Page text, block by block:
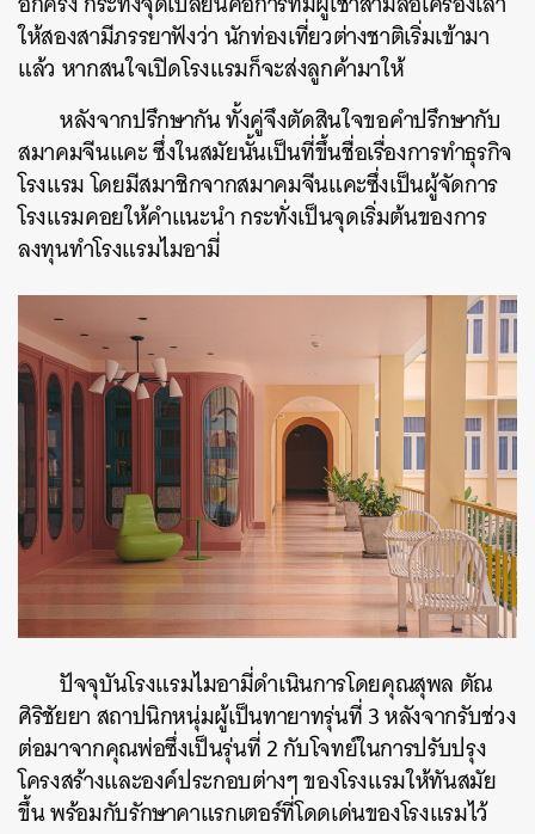
ให้สองสามีภรรยาฟังว่า นักท่องเที่ยวต่างชาติเริ่มเข้ามา
แล้ว หากสนใจเปิดโรงแรมก็จะส่งลูกค้ามาให้
หลังจากปรึกษากัน ทั้งคู่จึงตัดสินใจขอคำปรึกษากับ
สมาคมจีนแคะ ซึ่งในสมัยนั้นเป็นที่ขึ้นชื่อเรื่องการทำธุรกิจ
โรงแรม โดยมีสมาชิกจากสมาคมจีนแคะซึ่งเป็นผู้จัดการ
โรงแรมคอยให้คำแนะนำ กระทั่งเป็นจุดเริ่มต้นของการ
ลงทุนทำโรงแรมไมอามี่
ปัจจุบันโรงแรมไมอามี่ดำเนินการโดยคุณสุพล ตัณ
ศิริชัยยา สถาปนิกหนุ่มผู้เป็นทายาทรุ่นที่ 3 หลังจากรับช่วง
ต่อมาจากคุณพ่อซึ่งเป็นรุ่นที่ 2 กับโจทย์ในการปรับปรุง
โครงสร้างและองค์ประกอบต่างๆ ของโรงแรมให้ทันสมัย
ขึ้น พร้อมกับรักษาคาแรกเตอร์ที่โดดเด่นของโรงแรมไว้